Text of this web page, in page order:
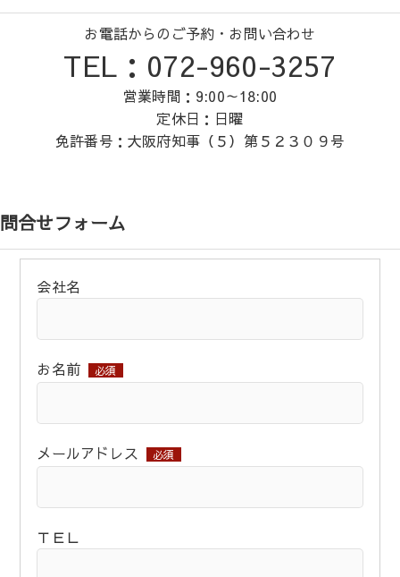
お電話からのご予約・お問い合わせ
TEL：072-960-3257
営業時間：9:00～18:00
定休日：日曜
免許番号：大阪府知事（５）第５２３０９号
問合せフォーム
会社名
お名前 必須
メールアドレス 必須
ＴＥＬ